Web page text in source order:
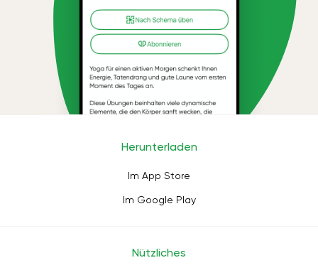
Herunterladen
Im App Store
Im Google Play
Nützliches